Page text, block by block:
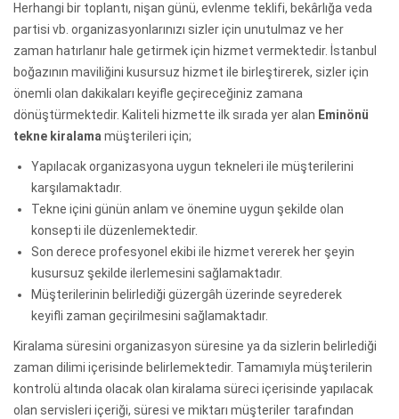
Herhangi bir toplantı, nişan günü, evlenme teklifi, bekârlığa veda
partisi vb. organizasyonlarınızı sizler için unutulmaz ve her
zaman hatırlanır hale getirmek için hizmet vermektedir. İstanbul
boğazının maviliğini kusursuz hizmet ile birleştirerek, sizler için
önemli olan dakikaları keyifle geçireceğiniz zamana
dönüştürmektedir. Kaliteli hizmette ilk sırada yer alan Eminönü
tekne kiralamamüşterileri için;
Yapılacak organizasyona uygun tekneleri ile müşterilerini
karşılamaktadır.
Tekne içini günün anlam ve önemine uygun şekilde olan
konsepti ile düzenlemektedir.
Son derece profesyonel ekibi ile hizmet vererek her şeyin
kusursuz şekilde ilerlemesini sağlamaktadır.
Müşterilerinin belirlediği güzergâh üzerinde seyrederek
keyifli zaman geçirilmesini sağlamaktadır.
Kiralama süresini organizasyon süresine ya da sizlerin belirlediği
zaman dilimi içerisinde belirlemektedir. Tamamıyla müşterilerin
kontrolü altında olacak olan kiralama süreci içerisinde yapılacak
olan servisleri içeriği, süresi ve miktarı müşteriler tarafından